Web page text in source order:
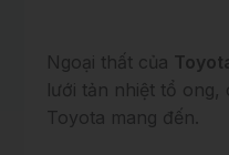
Ngoại thất của
lưới tản nhiệt tổ ong,
Toyota mang đến.